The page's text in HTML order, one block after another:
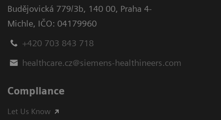
Budějovická 779/3b, 140 00, Praha 4-
Michle, IČO: 04179960
+420 703 843 718
healthcare.cz@siemens-healthineers.com
Compliance
Let Us Know